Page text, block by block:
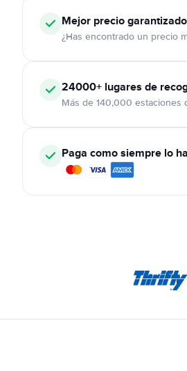
Mejor precio garantizado
¿Has encontrado un precio
24000+ lugares de
Más de 140,000 estaciones
Paga como siempre lo